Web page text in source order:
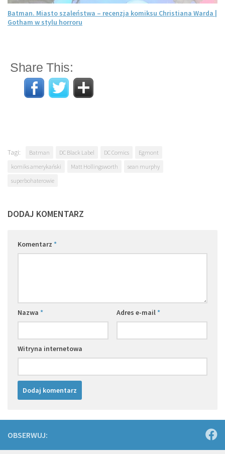
Batman. Miasto szaleństwa – recenzja komiksu Christiana Warda |
Gotham w stylu horroru
Share This:
Tagi: Batman DC Black Label DC Comics
Egmont
komiks amerykański
Matt Hollingsworth
sean murphy
superbohaterowie
DODAJ KOMENTARZ
Komentarz *
Nazwa * Adres e-mail*
Witryna internetowa
OBSERWUJ: